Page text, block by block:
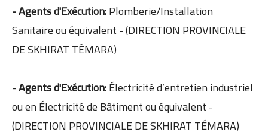
- Agents d'Exécution:Plomberie/Installation
Sanitaire ou équivalent - (DIRECTION PROVINCIALE
DE SKHIRAT TÉMARA)
- Agents d'Exécution:Électricité d’entretien industriel
ou en Électricité de Bâtiment ou équivalent -
(DIRECTION PROVINCIALE DE SKHIRAT TÉMARA)